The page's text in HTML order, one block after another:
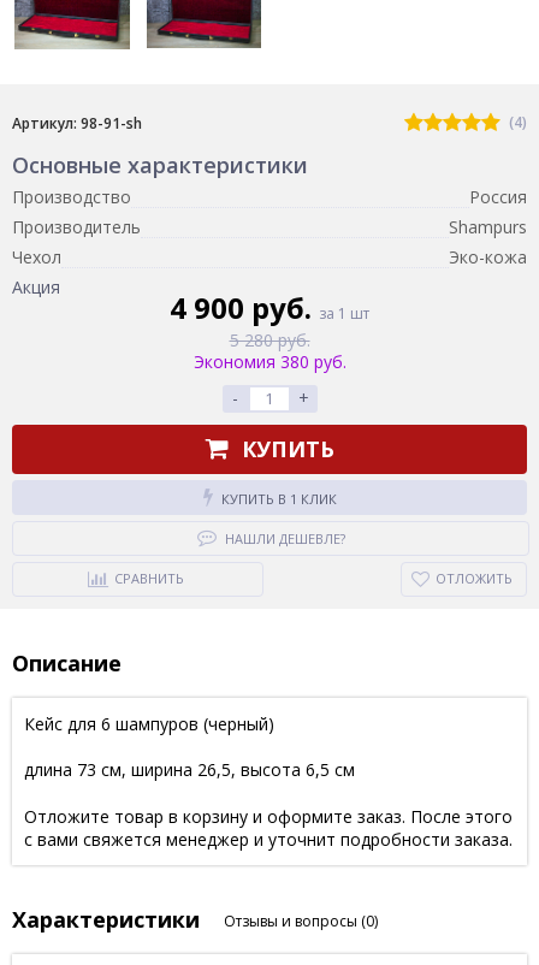
Артикул: 98-91-sh (4)
Основные характеристики
Производство
Россия
Производитель
Shampurs
Чехол
Эко-кожа
Акция
4 900 руб. за 1 шт
5 280 руб.
Экономия 380 руб.
-
+
КУПИТЬ
КУПИТЬ В 1 КЛИК
НАШЛИ ДЕШЕВЛЕ?
СРАВНИТЬ ОТЛОЖИТЬ
Описание
Кейс для 6 шампуров (черный)
длина 73 см, ширина 26,5, высота 6,5 см
Отложите товар в корзину и оформите заказ. После этого
с вами свяжется менеджер и уточнит подробности заказа.
Характеристики Отзывы и вопросы (0)